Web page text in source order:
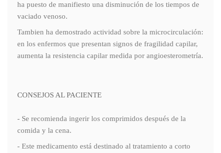
ha puesto de manifiesto una disminución de los tiempos de
vaciado venoso.
Tambien ha demostrado actividad sobre la microcirculación:
en los enfermos que presentan signos de fragilidad capilar,
aumenta la resistencia capilar medida por angioesterometría.
CONSEJOS AL PACIENTE
- Se recomienda ingerir los comprimidos después de la
comida y la cena.
- Este medicamento está destinado al tratamiento a corto